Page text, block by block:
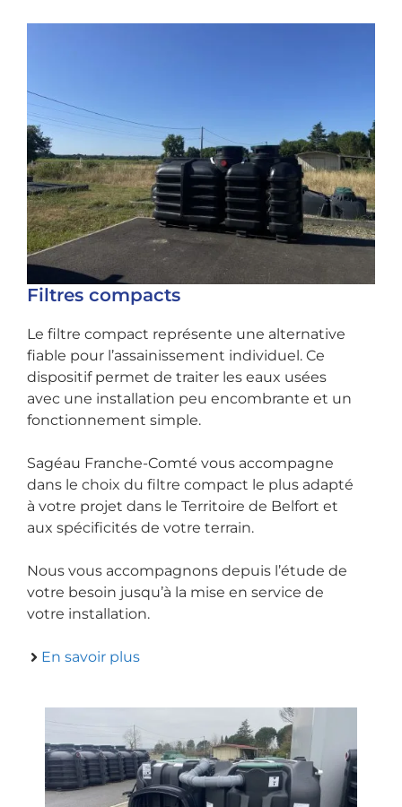
Filtres compacts
Le filtre compact représente une alternative
fiable pour l’assainissement individuel. Ce
dispositif permet de traiter les eaux usées
avec une installation peu encombrante et un
fonctionnement simple.
Sagéau Franche-Comté vous accompagne
dans le choix du filtre compact le plus adapté
à votre projet dans le Territoire de Belfort et
aux spécificités de votre terrain.
Nous vous accompagnons depuis l’étude de
votre besoin jusqu’à la mise en service de
votre installation.
En savoir plus